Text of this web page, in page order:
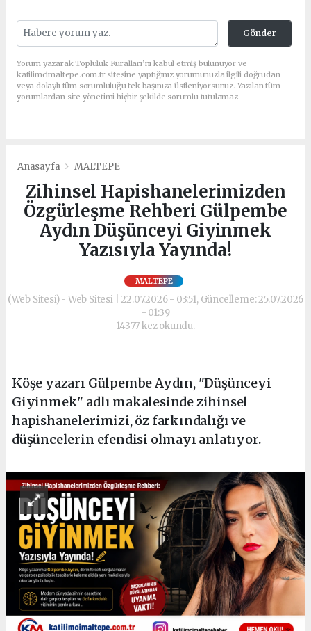
Gönder
Yorum yazarak Topluluk Kuralları’nı kabul etmiş bulunuyor ve
katilimcimaltepe.com.tr sitesine yaptığınız yorumunuzla ilgili doğrudan
veya dolaylı tüm sorumluluğu tek başınıza üstleniyorsunuz. Yazılan tüm
yorumlardan site yönetimi hiçbir şekilde sorumlu tutulamaz.
Anasayfa MALTEPE
Zihinsel Hapishanelerimizden
Özgürleşme Rehberi Gülpembe
Aydın Düşünceyi Giyinmek
Yazısıyla Yayında!
MALTEPE
(Web Sitesi) - Web Sitesi | 22.07.2026 - 03:51, Güncelleme: 25.07.2026
- 01:39
14377 kez okundu.
Köşe yazarı Gülpembe Aydın, "Düşünceyi
Giyinmek" adlı makalesinde zihinsel
hapishanelerimizi, öz farkındalığı ve
düşüncelerin efendisi olmayı anlatıyor.